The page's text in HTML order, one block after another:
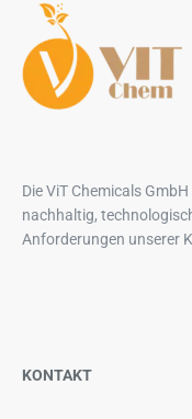
Die ViT Chemicals
nachhaltig,
Anforderungen unserer
KONTAKT